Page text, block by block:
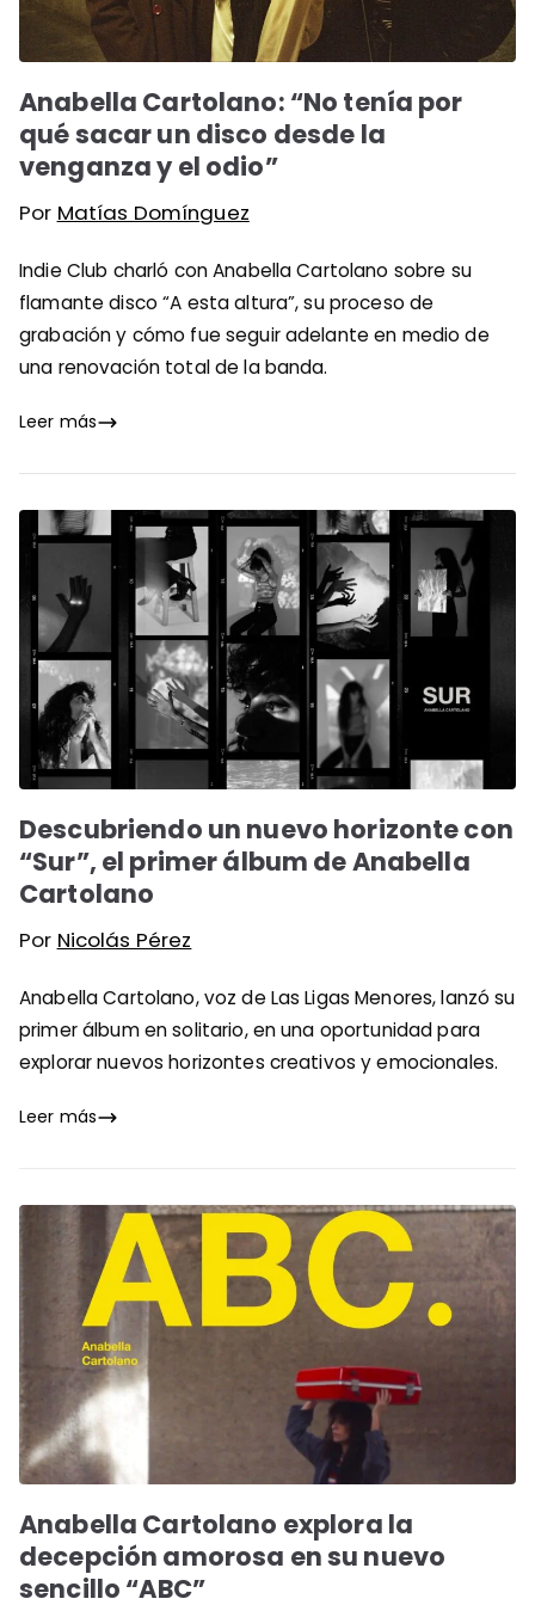
Anabella Cartolano: “No tenía por
qué sacar un disco desde la
venganza y el odio”
Por Matías Domínguez
Indie Club charló con Anabella Cartolano sobre su
flamante disco “A esta altura”, su proceso de
grabación y cómo fue seguir adelante en medio de
una renovación total de la banda.
Leer más
Descubriendo un nuevo horizonte con
“Sur”, el primer álbum de Anabella
Cartolano
Por Nicolás Pérez
Anabella Cartolano, voz de Las Ligas Menores, lanzó su
primer álbum en solitario, en una oportunidad para
explorar nuevos horizontes creativos y emocionales.
Leer más
Anabella Cartolano explora la
decepción amorosa en su nuevo
sencillo “ABC”